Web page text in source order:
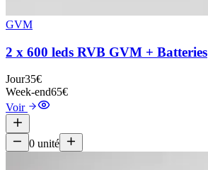
GVM
2 x 600 leds RVB GVM + Batteries
Jour35€
Week-end65€
Voir
0 unité